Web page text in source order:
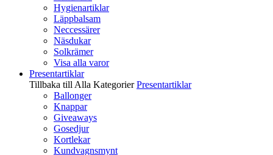
Hygienartiklar
Läppbalsam
Neccessärer
Näsdukar
Solkrämer
Visa alla varor
Presentartiklar
Tillbaka till Alla Kategorier Presentartiklar
Ballonger
Knappar
Giveaways
Gosedjur
Kortlekar
Kundvagnsmynt